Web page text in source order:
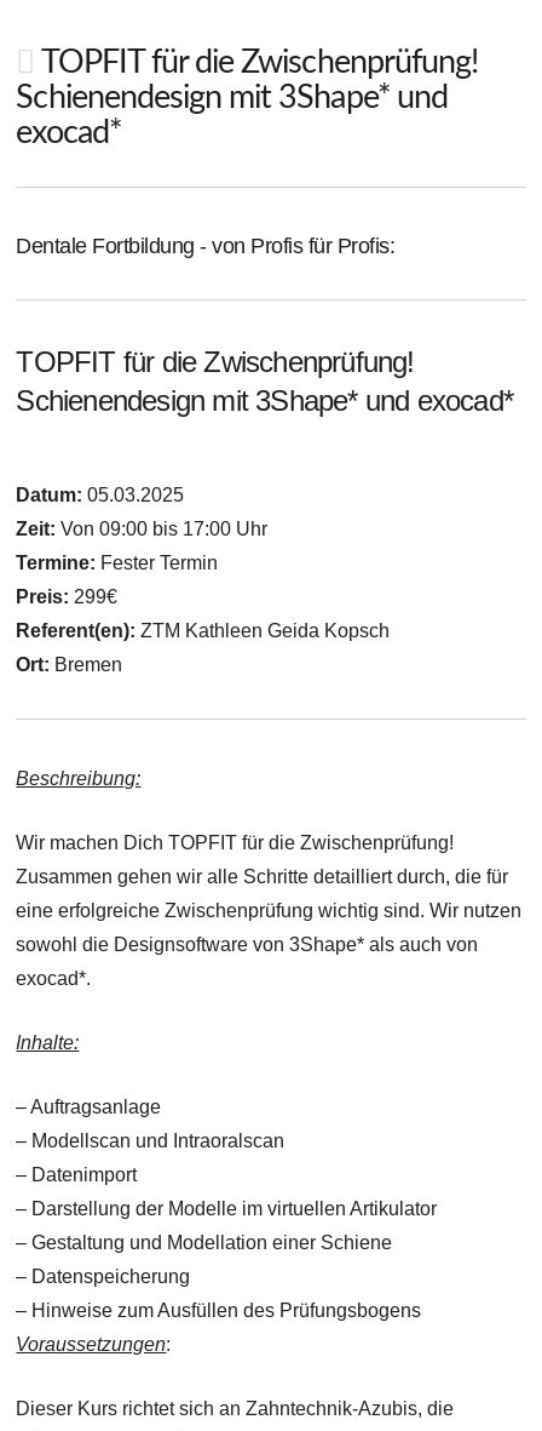
TOPFIT für die Zwischenprüfung!
Schienendesign mit 3Shape* und
exocad*
Dentale Fortbildung - von Profis für Profis:
TOPFIT für die Zwischenprüfung!
Schienendesign mit 3Shape* und exocad*
Datum:05.03.2025
Zeit: Von 09:00 bis 17:00 Uhr
Termine: Fester Termin
Preis: 299€
Referent(en):ZTM Kathleen Geida Kopsch
Ort: Bremen
Beschreibung:
Wir machen Dich TOPFIT für die Zwischenprüfung!
Zusammen gehen wir alle Schritte detailliert durch, die für
eine erfolgreiche Zwischenprüfung wichtig sind. Wir nutzen
sowohl die Designsoftware von 3Shape* als auch von
exocad*.
Inhalte:
– Auftragsanlage
– Modellscan und Intraoralscan
– Datenimport
– Darstellung der Modelle im virtuellen Artikulator
– Gestaltung und Modellation einer Schiene
– Datenspeicherung
– Hinweise zum Ausfüllen des Prüfungsbogens
Voraussetzungen:
Dieser Kurs richtet sich an Zahntechnik-Azubis, die